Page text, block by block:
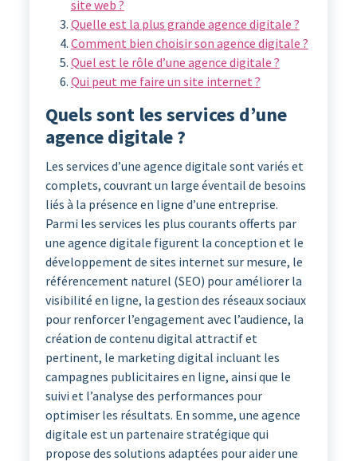
site web ?
Quelle est la plus grande agence digitale ?
Comment bien choisir son agence digitale ?
Quel est le rôle d’une agence digitale ?
Qui peut me faire un site internet ?
Quels sont les services d’une
agence digitale ?
Les services d’une agence digitale sont variés et
complets, couvrant un large éventail de besoins
liés à la présence en ligne d’une entreprise.
Parmi les services les plus courants offerts par
une agence digitale figurent la conception et le
développement de sites internet sur mesure, le
référencement naturel (SEO) pour améliorer la
visibilité en ligne, la gestion des réseaux sociaux
pour renforcer l’engagement avec l’audience, la
création de contenu digital attractif et
pertinent, le marketing digital incluant les
campagnes publicitaires en ligne, ainsi que le
suivi et l’analyse des performances pour
optimiser les résultats. En somme, une agence
digitale est un partenaire stratégique qui
propose des solutions adaptées pour aider une